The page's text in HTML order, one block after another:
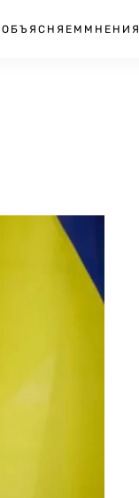
ОБЪЯСНЯЕМ МНЕНИЯ